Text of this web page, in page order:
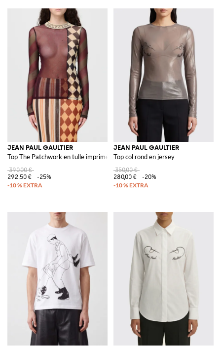
JEAN PAUL GAULTIER
Top The Patchwork en tulle imprimé
390,00 €
292,50 €
-25%
JEAN PAUL GAULTIER
Top col rond en jersey
350,00 €
280,00 €
-20%